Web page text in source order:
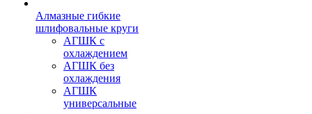
Алмазные гибкие
шлифовальные круги
АГШК с
охлаждением
АГШК без
охлаждения
АГШК
универсальные